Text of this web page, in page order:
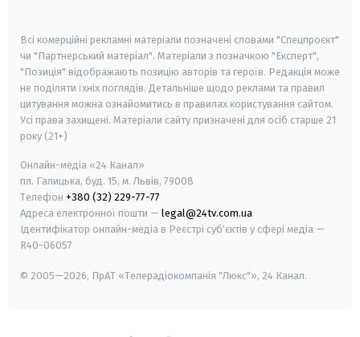
Всі комерційні рекламні матеріали позначені словами "Спецпроєкт"
чи "Партнерський матеріал". Матеріали з позначкою "Експерт",
"Позиція" відображають позицію авторів та героїв. Редакція може
не поділяти їхніх поглядів. Детальніше щодо реклами та правил
цитування можна ознайомитись в правилах користування сайтом.
Усі права захищені. Матеріали сайту призначені для осіб старше 21
року (21+)
Онлайн-медіа «24 Канал»
пл. Галицька, буд. 15, м. Львів, 79008
Телефон +380 (32) 229-77-77
Адреса електронної пошти — legal@24tv.com.ua
Ідентифікатор онлайн-медіа в Реєстрі суб'єктів у сфері медіа —
R40-06057
© 2005—2026, ПрАТ «Телерадіокомпанія "Люкс"», 24 Канал.